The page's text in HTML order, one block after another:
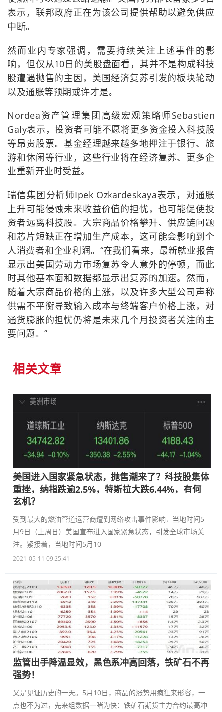
表示，联邦政府正在为该公司提供帮助以避免供应
中断。
然而业内专家强调，需要持续关注上述事件的影
响，但仅从10日的美股盘面看，其并不是构成科技
股遭遇抛售的主因，美国经济复苏引发的板块轮动
以及通胀等预期或许才是。
Nordea资产管理集团高级宏观策略师Sebastien
Galy表示，投资者可能不愿将更多资金投入科技股
等昂贵股票。基金经理越来越多地押注于银行、旅
游和休闲等行业，这些行业将在经济复苏、更多企
业重新开业时受益。
瑞信集团分析师Ipek Ozkardeskaya表示，对通胀
上升可能侵蚀未来收益价值的担忧，也可能促使投
资者远离科技股。大宗商品价格攀升、供应链问题
和芯片短缺正在增加生产成本，这可能会影响到个
人消费者和企业利润。“在我们看来，最新就业报告
显示出美国劳动力市场复苏令人意外的停顿，而此
时其他基本面和数据都显示出复苏的加速。然而，
随着大宗商品价格的上涨，以及许多大型公司声称
供需不平衡导致输入成本与终端客户价格上涨，对
通货膨胀的担忧仍将是未来几个月投资者关注的主
要问题。”
相关文章
美国进入国家紧急状态，抛售潮来了？科技股集体
重挫，纳指跌逾2.5%，特斯拉大跌6.44%，有何
玄机？
受到最大的燃油管道运营商遭到网络攻击事件影响，当地时间5
月9日（上周日）美国宣布进入国家紧急状态，引发全球市场关
注。紧接着，当地时间5月10
2021-05-11 09:25:41
监管出手降温显效，黑色系冲高回落，铁矿石不再
强势！
又是见证历史的一天。5月10日，商品的涨势用疯狂来形容，一
点也不为过，先来组数据一睹为快：铁矿石期货主力合约最高冲